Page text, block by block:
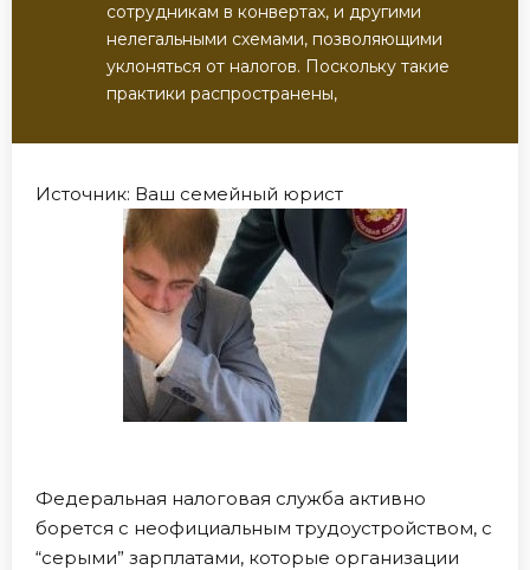
сотрудникам в конвертах, и другими
нелегальными схемами, позволяющими
уклоняться от налогов. Поскольку такие
практики распространены,
Источник: Ваш семейный юрист
Федеральная налоговая служба активно
борется с неофициальным трудоустройством, с
“серыми” зарплатами, которые организации